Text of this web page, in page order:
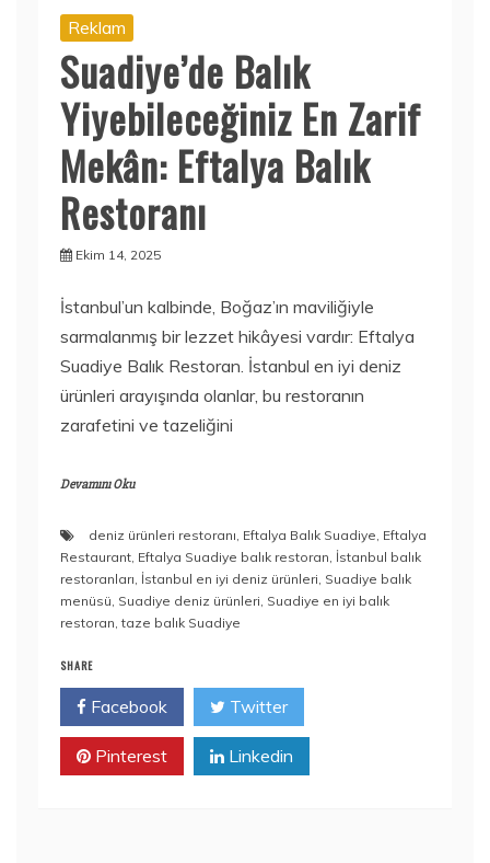
Reklam
Suadiye’de Balık
Yiyebileceğiniz En Zarif
Mekân: Eftalya Balık
Restoranı
Ekim 14, 2025
İstanbul’un kalbinde, Boğaz’ın maviliğiyle
sarmalanmış bir lezzet hikâyesi vardır: Eftalya
Suadiye Balık Restoran. İstanbul en iyi deniz
ürünleri arayışında olanlar, bu restoranın
zarafetini ve tazeliğini
Devamını Oku
deniz ürünleri restoranı, Eftalya Balık Suadiye, Eftalya
Restaurant, Eftalya Suadiye balık restoran, İstanbul balık
restoranları, İstanbul en iyi deniz ürünleri, Suadiye balık
menüsü, Suadiye deniz ürünleri, Suadiye en iyi balık
restoran,taze balık Suadiye
SHARE
Facebook Twitter
Pinterest Linkedin